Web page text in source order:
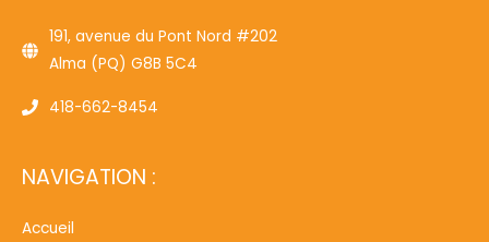
191, avenue du Pont Nord #202
Alma (PQ) G8B 5C4
418-662-8454
NAVIGATION :
Accueil